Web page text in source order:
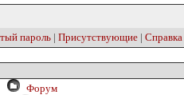
пароль | Присутствующие | Справка
Форум